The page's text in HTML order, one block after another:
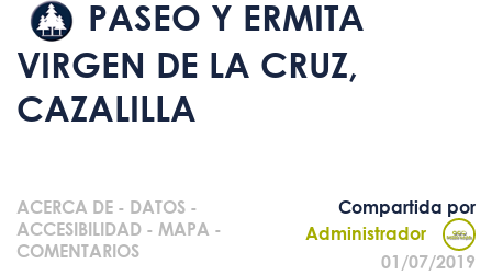
PASEO Y ERMITA
VIRGEN DE LA CRUZ,
CAZALILLA
ACERCA DE - DATOS -
ACCESIBILIDAD - MAPA -
COMENTARIOS
Compartida por
Administrador
01/07/2019